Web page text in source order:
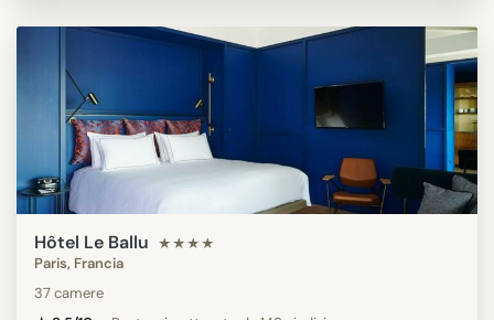
Hôtel Le Ballu ★★★★
Paris, Francia
37 camere